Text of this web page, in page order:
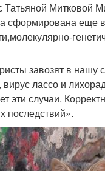
Митковой
сформирована
завозят в нашу
лассо и
эти случаи.
последствий».